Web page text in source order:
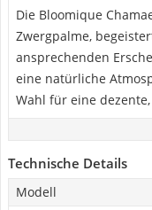
Die Bloomique
Zwergpalme,
ansprechenden
eine natürliche
Wahl für eine
Technische Details
Modell